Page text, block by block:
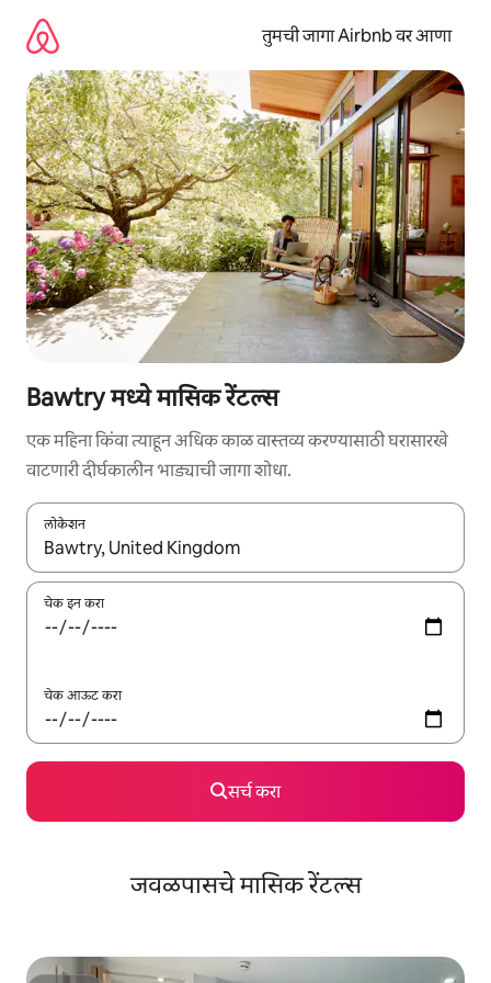
तुमची जागा Airbnb वर आणा
Bawtry मध्ये मासिक रेंटल्स
एक महिना किंवा त्याहून अधिक काळ वास्तव्य करण्यासाठी घरासारखे
वाटणारी दीर्घकालीन भाड्याची जागा शोधा.
लोकेशन
जेव्हा परिणाम उपलब्ध असतील, तेव्हा वरच्या आणि खाली बाणांच्या किजसह
चेक इन करा
चेक आऊट करा
सर्च करा
जवळपासचे मासिक रेंटल्स